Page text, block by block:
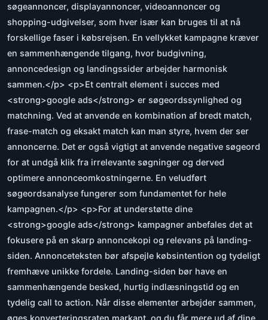
søgeannoncer, displayannoncer, videoannoncer og
shopping-udgivelser, som hver især kan bruges til at nå
forskellige faser i købsrejsen. En vellykket kampagne kræver
en sammenhængende tilgang, hvor budgivning,
annoncedesign og landingssider arbejder harmonisk
sammen.</p> <p>Et centralt element i succes med
<strong>google ads</strong> er søgeordssynlighed og
matchning. Ved at anvende en kombination af bredt match,
frase-match og eksakt match kan man styre, hvem der ser
annoncerne. Det er også vigtigt at anvende negative søgeord
for at undgå klik fra irrelevante søgninger og derved
optimere annonceomkostningerne. En veludført
søgeordsanalyse fungerer som fundamentet for hele
kampagnen.</p> <p>For at understøtte dine
<strong>google ads</strong> kampagner anbefales det at
fokusere på en skarp annoncekopi og relevans på landing-
siden. Annonceteksten bør afspejle købsintention og tydeligt
fremhæve unikke fordele. Landing-siden bør have en
sammenhængende besked, hurtig indlæsningstid og en
tydelig call to action. Når disse elementer arbejder sammen,
øges konverteringsraten markant, og du får mere ud af dine